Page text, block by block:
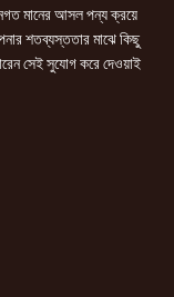
মানের আসল পন্য ক্রয়ে
শতব্যস্ততার মাঝে কিছু
সেই সুযোগ করে দেওয়াই